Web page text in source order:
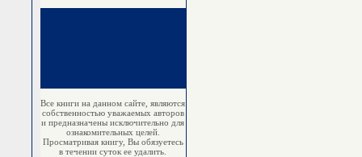
Все книги на данном сайте, являются
собственностью уважаемых авторов
и предназначены исключительно для
ознакомительных целей.
Просматривая книгу, Вы обязуетесь
в течении суток ее удалить.